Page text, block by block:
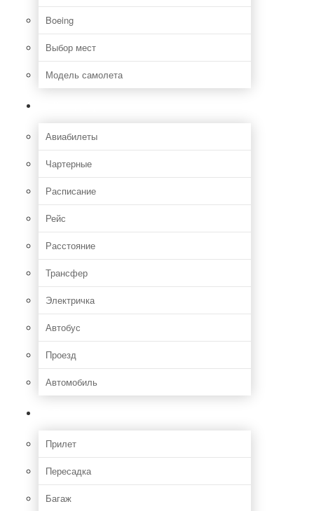
Boeing
Выбор мест
Модель самолета
Авиабилеты
Чартерные
Расписание
Рейс
Расстояние
Трансфер
Электричка
Автобус
Проезд
Автомобиль
Прилет
Пересадка
Багаж